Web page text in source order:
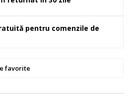
pentru comenzile de
favorite